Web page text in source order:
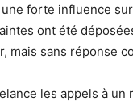
forte influence
ont été
mais sans réponse
les appels à un